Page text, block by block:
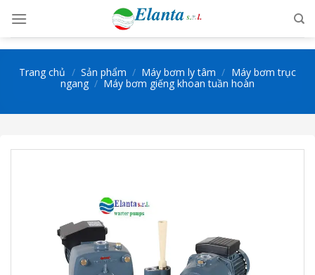
content
Trang chủ / Sản phẩm / Máy bơm ly tâm / Máy bơm trục
ngang / Máy bơm giếng khoan tuần hoàn